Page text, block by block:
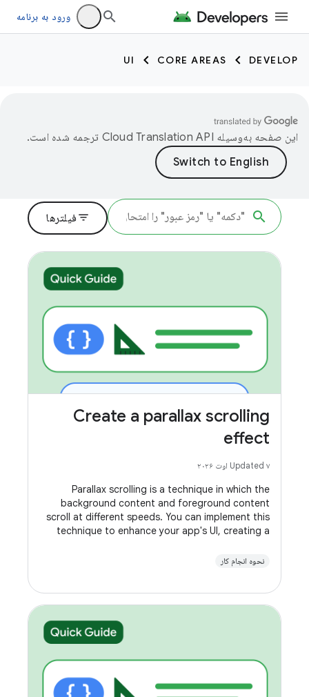
ورود به برنامه
DEVELOP
CORE AREAS
UI
این صفحه به‌وسیله ترجمه شده است.
filter_listفیلترها
Create a parallax scrolling
effect
Updated ۷ اوت ۲۰۲۶
Parallax scrolling is a technique in which the
background content and foreground content
scroll at different speeds. You can implement this
technique to enhance your app's UI, creating a
نحوه انجام کار